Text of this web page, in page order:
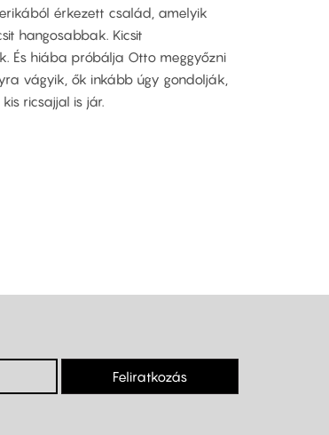
érkezett család, amelyik
hangosabbak. Kicsit
És hiába próbálja Otto meggyőzni
vágyik, ők inkább úgy gondolják,
ricsajjal is jár.
Feliratkozás